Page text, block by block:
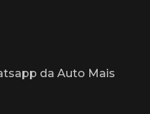
da Auto Mais